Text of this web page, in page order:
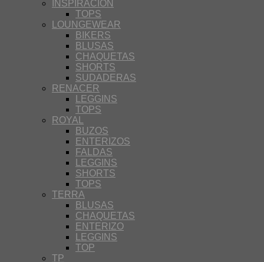
INSPIRACIÓN
TOPS
LOUNGEWEAR
BIKERS
BLUSAS
CHAQUETAS
SHORTS
SUDADERAS
RENACER
LEGGINS
TOPS
ROYAL
BUZOS
ENTERIZOS
FALDAS
LEGGINS
SHORTS
TOPS
TERRA
BLUSAS
CHAQUETAS
ENTERIZO
LEGGINS
TOP
TP